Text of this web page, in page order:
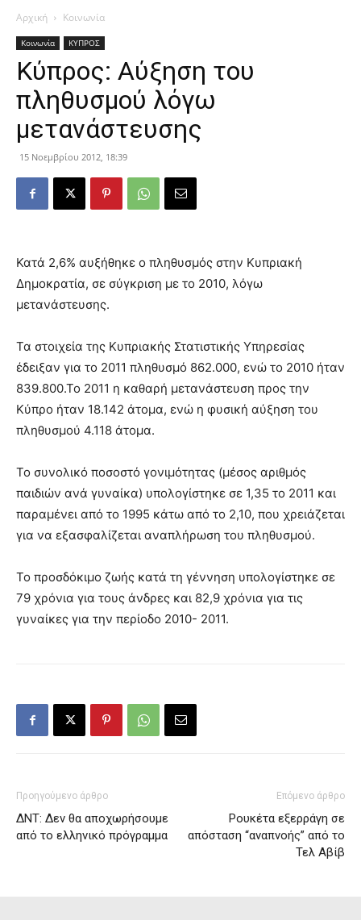
Αρχική Κοινωνία
Κοινωνία ΚΥΠΡΟΣ
Κύπρος: Αύξηση του
πληθυσμού λόγω
μετανάστευσης
15 Νοεμβρίου 2012, 18:39
Κατά 2,6% αυξήθηκε ο πληθυσμός στην Κυπριακή
Δημοκρατία, σε σύγκριση με το 2010, λόγω
μετανάστευσης.
Τα στοιχεία της Κυπριακής Στατιστικής Υπηρεσίας
έδειξαν για το 2011 πληθυσμό 862.000, ενώ το 2010 ήταν
839.800.Το 2011 η καθαρή μετανάστευση προς την
Κύπρο ήταν 18.142 άτομα, ενώ η φυσική αύξηση του
πληθυσμού 4.118 άτομα.
Το συνολικό ποσοστό γονιμότητας (μέσος αριθμός
παιδιών ανά γυναίκα) υπολογίστηκε σε 1,35 το 2011 και
παραμένει από το 1995 κάτω από το 2,10, που χρειάζεται
για να εξασφαλίζεται αναπλήρωση του πληθυσμού.
Το προσδόκιμο ζωής κατά τη γέννηση υπολογίστηκε σε
79 χρόνια για τους άνδρες και 82,9 χρόνια για τις
γυναίκες για την περίοδο 2010- 2011.
Προηγούμενο άρθρο
ΔΝΤ: Δεν θα αποχωρήσουμε
από το ελληνικό πρόγραμμα
Επόμενο άρθρο
Ρουκέτα εξερράγη σε
απόσταση “αναπνοής” από το
Τελ Αβίβ